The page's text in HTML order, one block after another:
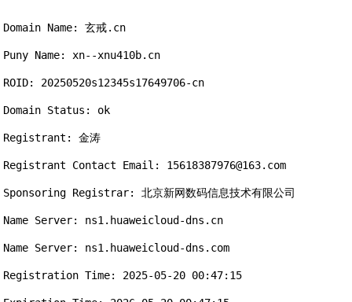
Domain Name: 玄戒.cn
Puny Name: xn--xnu410b.cn
ROID: 20250520s12345s17649706-cn
Domain Status: ok
Registrant: 金涛
Registrant Contact Email: 15618387976@163.com
Sponsoring Registrar: 北京新网数码信息技术有限公司
Name Server: ns1.huaweicloud-dns.cn
Name Server: ns1.huaweicloud-dns.com
Registration Time: 2025-05-20 00:47:15